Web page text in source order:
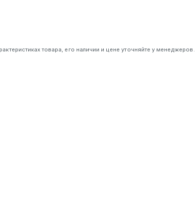
товара, его наличии и цене уточняйте у менеджеров.